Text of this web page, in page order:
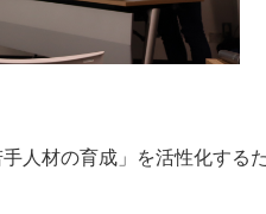
人材の育成」を活性化する